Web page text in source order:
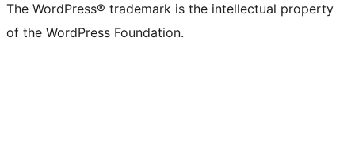
The WordPress® trademark is the intellectual property
of the WordPress Foundation.